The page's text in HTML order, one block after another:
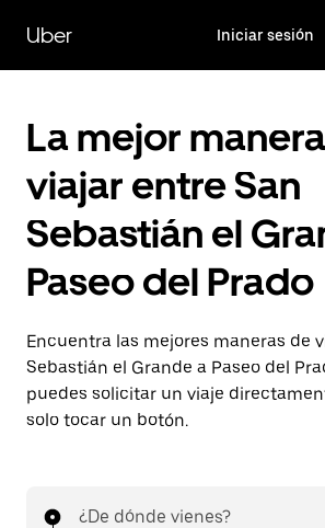
contenido
principal
Uber Iniciar sesión
La mejor
viajar entre San
Sebastián el
Paseo del Prado
Encuentra las mejores maneras de
Sebastián el Grande a Paseo del
puedes solicitar un viaje
solo tocar un botón.
¿De dónde vienes?